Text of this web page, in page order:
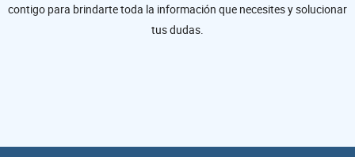
contigo para brindarte toda la información que necesites y solucionar
tus dudas.